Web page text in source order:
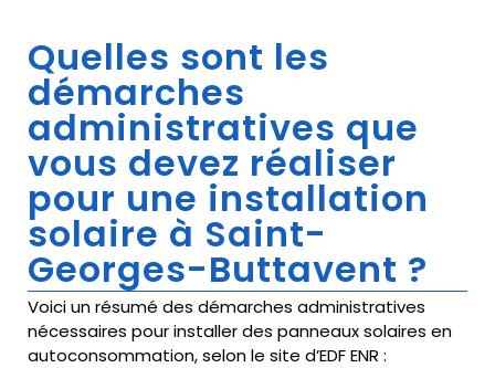
Quelles sont les
démarches
administratives que
vous devez réaliser
pour une installation
solaire à Saint-
Georges-Buttavent ?
Voici un résumé des démarches administratives
nécessaires pour installer des panneaux solaires en
autoconsommation, selon le site d’EDF ENR :